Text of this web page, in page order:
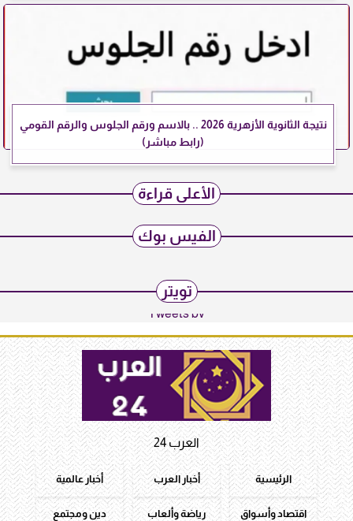
نتيجة الثانوية الأزهرية 2026 .. بالاسم ورقم الجلوس والرقم القومي
(رابط مباشر)
الأعلى قراءة
الفيس بوك
تويتر
Tweets by
العرب 24
الرئيسية أخبار العرب أخبار عالمية
اقتصاد وأسواق رياضة وألعاب دين ومجتمع